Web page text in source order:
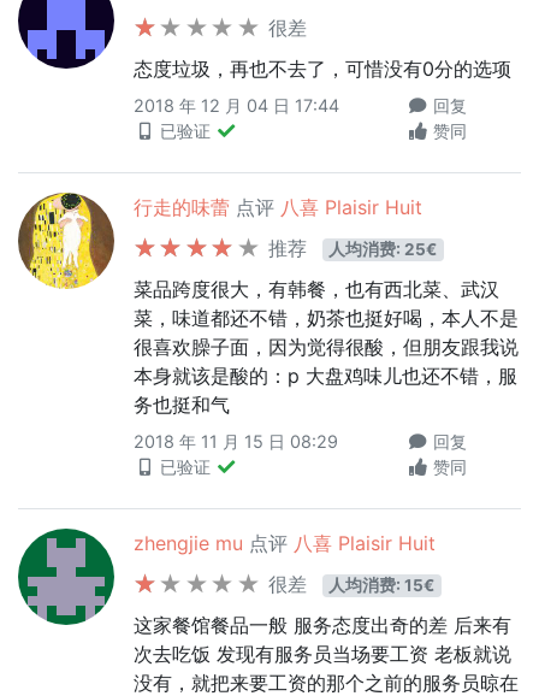
很差
态度垃圾，再也不去了，可惜没有0分的选项
2018 年 12 月 04 日 17:44
已验证
回复
赞同
行走的味蕾 点评 八喜 Plaisir Huit
推荐
人均消费: 25€
菜品跨度很大，有韩餐，也有西北菜、武汉
菜，味道都还不错，奶茶也挺好喝，本人不是
很喜欢臊子面，因为觉得很酸，但朋友跟我说
本身就该是酸的：p 大盘鸡味儿也还不错，服
务也挺和气
2018 年 11 月 15 日 08:29
已验证
回复
赞同
zhengjie mu 点评 八喜 Plaisir Huit
很差
人均消费: 15€
这家餐馆餐品一般 服务态度出奇的差 后来有
次去吃饭 发现有服务员当场要工资 老板就说
没有，就把来要工资的那个之前的服务员晾在